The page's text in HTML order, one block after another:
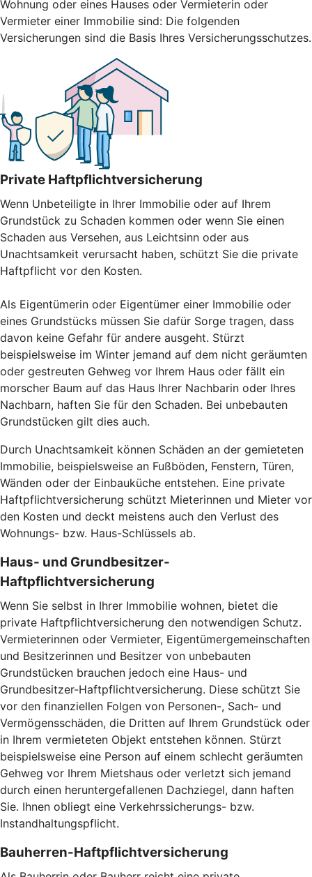
Wohnung oder eines Hauses oder Vermieterin oder
Vermieter einer Immobilie sind: Die folgenden
Versicherungen sind die Basis Ihres Versicherungsschutzes.
Private Haftpflichtversicherung
Wenn Unbeteiligte in Ihrer Immobilie oder auf Ihrem
Grundstück zu Schaden kommen oder wenn Sie einen
Schaden aus Versehen, aus Leichtsinn oder aus
Unachtsamkeit verursacht haben, schützt Sie die private
Haftpflicht vor den Kosten.
Als Eigentümerin oder Eigentümer einer Immobilie oder
eines Grundstücks müssen Sie dafür Sorge tragen, dass
davon keine Gefahr für andere ausgeht. Stürzt
beispielsweise im Winter jemand auf dem nicht geräumten
oder gestreuten Gehweg vor Ihrem Haus oder fällt ein
morscher Baum auf das Haus Ihrer Nachbarin oder Ihres
Nachbarn, haften Sie für den Schaden. Bei unbebauten
Grundstücken gilt dies auch.
Durch Unachtsamkeit können Schäden an der gemieteten
Immobilie, beispielsweise an Fußböden, Fenstern, Türen,
Wänden oder der Einbauküche entstehen. Eine private
Haftpflichtversicherung schützt Mieterinnen und Mieter vor
den Kosten und deckt meistens auch den Verlust des
Wohnungs- bzw. Haus-Schlüssels ab.
Haus- und Grundbesitzer-
Haftpflichtversicherung
Wenn Sie selbst in Ihrer Immobilie wohnen, bietet die
private Haftpflichtversicherung den notwendigen Schutz.
Vermieterinnen oder Vermieter, Eigentümergemeinschaften
und Besitzerinnen und Besitzer von unbebauten
Grundstücken brauchen jedoch eine Haus- und
Grundbesitzer-Haftpflichtversicherung. Diese schützt Sie
vor den finanziellen Folgen von Personen-, Sach- und
Vermögensschäden, die Dritten auf Ihrem Grundstück oder
in Ihrem vermieteten Objekt entstehen können. Stürzt
beispielsweise eine Person auf einem schlecht geräumten
Gehweg vor Ihrem Mietshaus oder verletzt sich jemand
durch einen heruntergefallenen Dachziegel, dann haften
Sie. Ihnen obliegt eine Verkehrssicherungs- bzw.
Instandhaltungspflicht.
Bauherren-Haftpflichtversicherung